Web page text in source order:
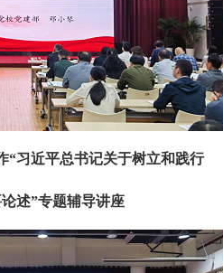
“习近平总书记关于树立和践行
述”专题辅导讲座